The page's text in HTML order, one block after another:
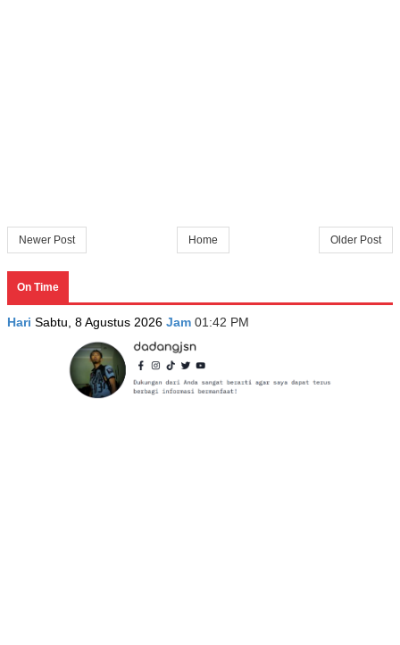
Newer Post Older Post
Home
On Time
Hari Sabtu, 8 Agustus 2026 Jam 01:42 PM